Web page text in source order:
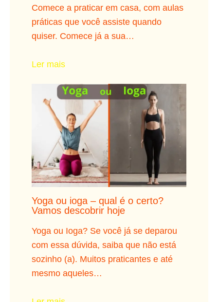
Comece a praticar em casa, com aulas
práticas que você assiste quando
quiser. Comece já a sua…
Ler mais
Yoga ou ioga – qual é o certo?
Vamos descobrir hoje
Yoga ou Ioga? Se você já se deparou
com essa dúvida, saiba que não está
sozinho (a). Muitos praticantes e até
mesmo aqueles…